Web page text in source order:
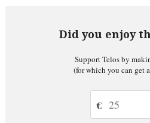
Did you enjoy
Support Telos by
(for which you can get
€